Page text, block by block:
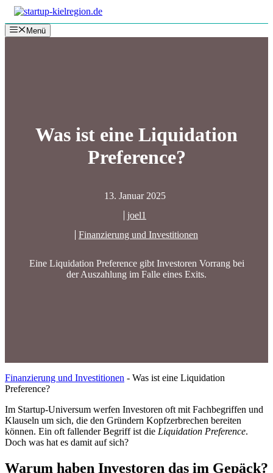
Zum
Inhalt
springenMenü
Was ist eine Liquidation
Preference?
13. Januar 2025
joel1
Finanzierung und Investitionen
Eine Liquidation Preference gibt Investoren Vorrang bei
der Auszahlung im Falle eines Exits.
Finanzierung und Investitionen - Was ist eine Liquidation
Preference?
Im Startup-Universum werfen Investoren oft mit Fachbegriffen und
Klauseln um sich, die den Gründern Kopfzerbrechen bereiten
können. Ein oft fallender Begriff ist die Liquidation Preference.
Doch was hat es damit auf sich?
Warum haben Investoren das im Gepäck?